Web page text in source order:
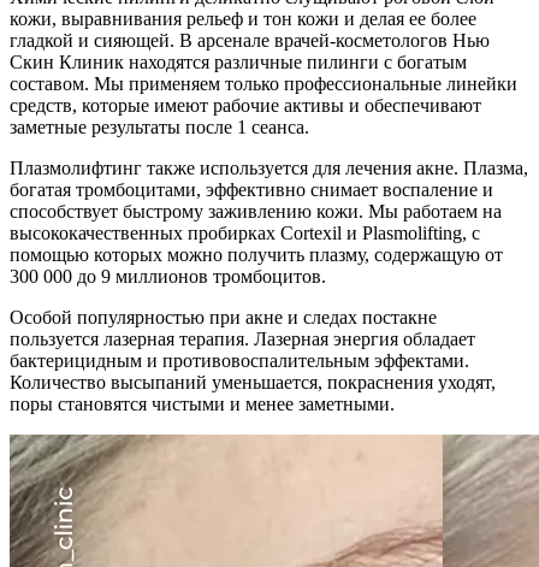
кожи, выравнивания рельеф и тон кожи и делая ее более
гладкой и сияющей. В арсенале врачей-косметологов Нью
Скин Клиник находятся различные пилинги с богатым
составом. Мы применяем только профессиональные линейки
средств, которые имеют рабочие активы и обеспечивают
заметные результаты после 1 сеанса.
Плазмолифтинг также используется для лечения акне. Плазма,
богатая тромбоцитами, эффективно снимает воспаление и
способствует быстрому заживлению кожи. Мы работаем на
высококачественных пробирках Cortexil и Plasmolifting, с
помощью которых можно получить плазму, содержащую от
300 000 до 9 миллионов тромбоцитов.
Особой популярностью при акне и следах постакне
пользуется лазерная терапия. Лазерная энергия обладает
бактерицидным и противовоспалительным эффектами.
Количество высыпаний уменьшается, покраснения уходят,
поры становятся чистыми и менее заметными.